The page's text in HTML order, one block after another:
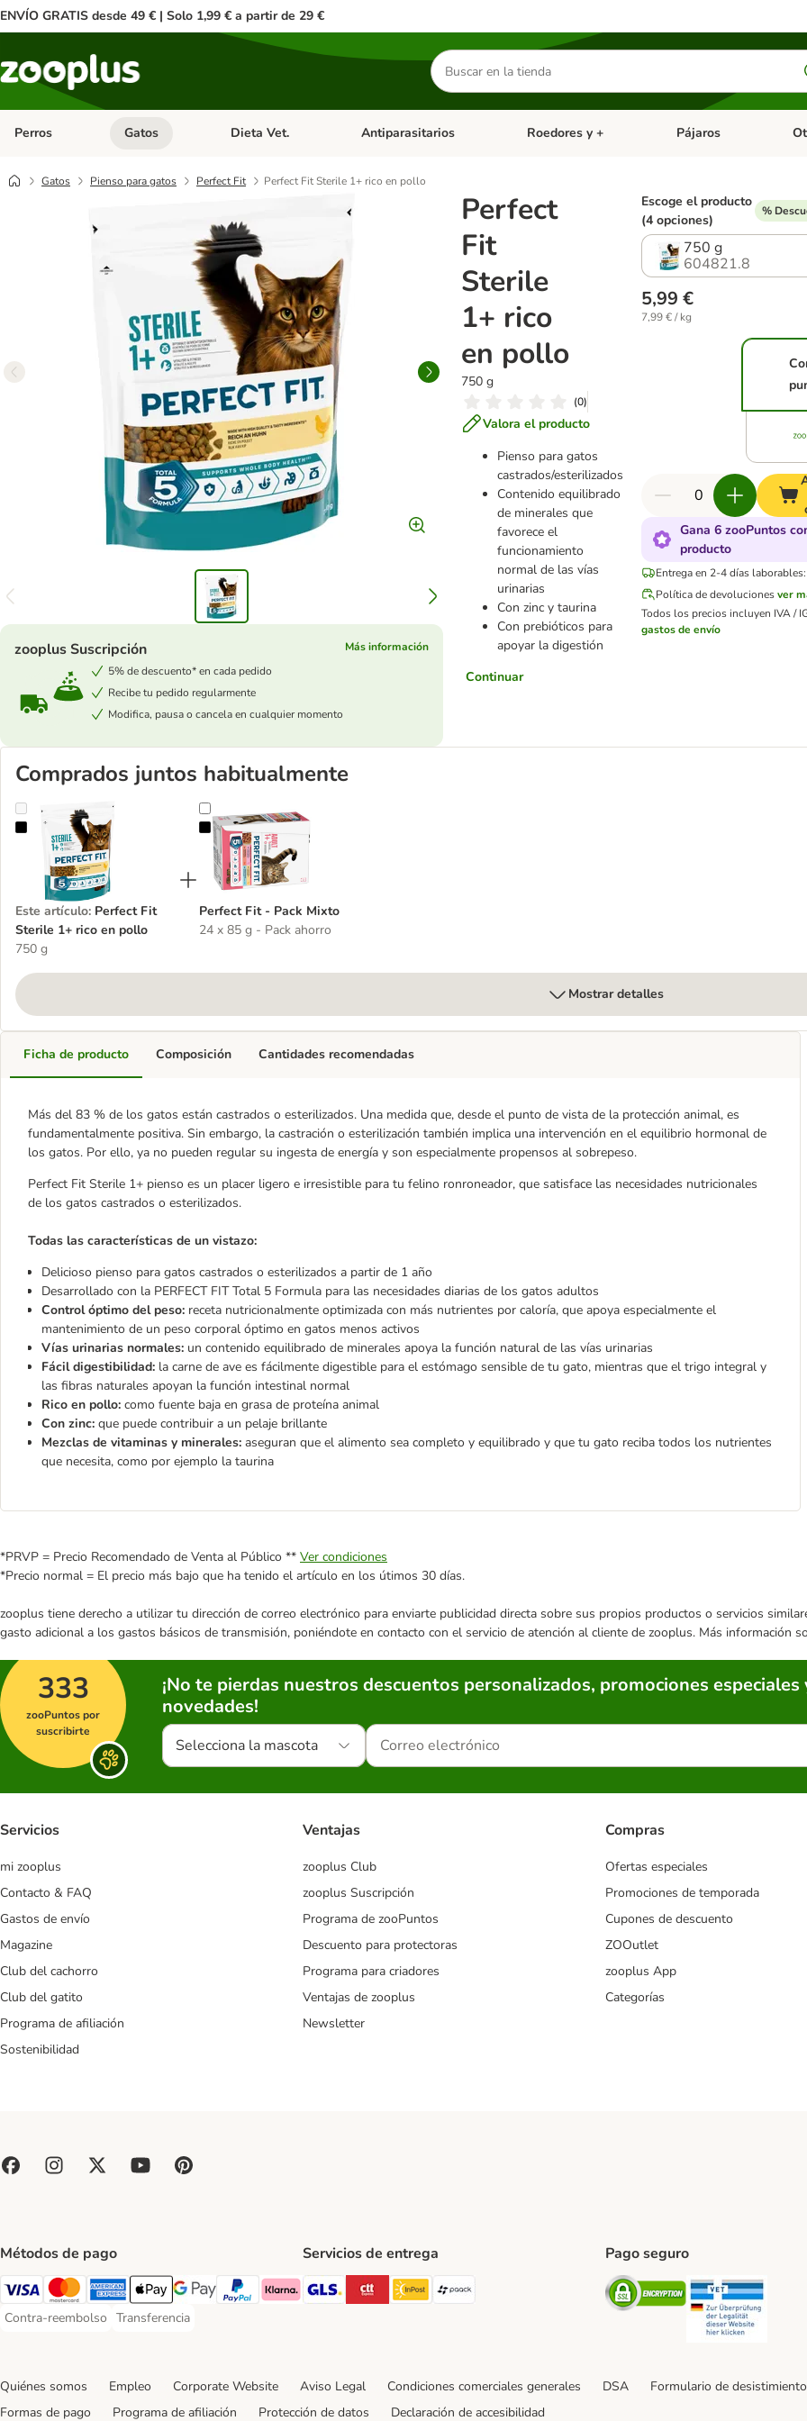
ENVÍO GRATIS desde 49 € | Solo 1,99 € a partir de 29 €
Buscar
productos
Perros Menú de categoria abierto: Perros
Gatos Menú de categoria abierto: Gatos
Dieta Vet. Menú de categoria abierto: Dieta Vet.
Antiparasitarios Menú de categoria abierto: Antiparasitarios
Roedores y + Menú de categoria
Pájaros
Gatos Pienso para gatos Perfect Fit Perfect Fit Sterile 1+ rico en pollo
Perfect
Fit
Sterile
1+ rico
en pollo
750 g
(0)
Valora el producto
Pienso para gatos
castrados/esterilizados
Contenido equilibrado
de minerales que
favorece el
funcionamiento
normal de las vías
urinarias
Con zinc y taurina
Con prebióticos para
apoyar la digestión
Continuar
zooplus Suscripción
Más información
5% de descuento* en cada pedido
Recibe tu pedido regularmente
Modifica, pausa o cancela en cualquier momento
Escoge el producto
(4 opciones)
%
750 g
604821.8
5,99 €
7,99 € / kg
Gana 6 zooPuntos
producto
Entrega en 2-4 días laborables:
Política de devoluciones ver
Todos los precios incluyen IVA /
gastos de envío
Comprados juntos habitualmente
Perfect Fit Sterile 1+ rico en pollo
Este artículo: Perfect Fit
Sterile 1+ rico en pollo
750 g
Perfect Fit - Pack Mixto
Perfect Fit - Pack Mixto
24 x 85 g - Pack ahorro
Mostrar detalles
Ficha de producto
Más del 83 % de los gatos están castrados o esterilizados. Una medida que, desde el punto de vista de la protección animal, es
fundamentalmente positiva. Sin embargo, la castración o esterilización también implica una intervención en el equilibrio hormonal de
los gatos. Por ello, ya no pueden regular su ingesta de energía y son especialmente propensos al sobrepeso.
Perfect Fit Sterile 1+ pienso es un placer ligero e irresistible para tu felino ronroneador, que satisface las necesidades nutricionales
de los gatos castrados o esterilizados.
Todas las características de un vistazo:
Delicioso pienso para gatos castrados o esterilizados a partir de 1 año
Desarrollado con la PERFECT FIT Total 5 Formula para las necesidades diarias de los gatos adultos
Control óptimo del peso: receta nutricionalmente optimizada con más nutrientes por caloría, que apoya especialmente el
mantenimiento de un peso corporal óptimo en gatos menos activos
Vías urinarias normales: un contenido equilibrado de minerales apoya la función natural de las vías urinarias
Fácil digestibilidad: la carne de ave es fácilmente digestible para el estómago sensible de tu gato, mientras que el trigo integral y
las fibras naturales apoyan la función intestinal normal
Rico en pollo: como fuente baja en grasa de proteína animal
Con zinc: que puede contribuir a un pelaje brillante
Mezclas de vitaminas y minerales: aseguran que el alimento sea completo y equilibrado y que tu gato reciba todos los nutrientes
que necesita, como por ejemplo la taurina
Composición Cantidades recomendadas
*PRVP = Precio Recomendado de Venta al Público ** Ver condiciones
*Precio normal = El precio más bajo que ha tenido el artículo en los útimos 30 días.
zooplus tiene derecho a utilizar tu dirección de correo electrónico para enviarte publicidad directa sobre sus propios productos o servicios
gasto adicional a los gastos básicos de transmisión, poniéndote en contacto con el servicio de atención al cliente de zooplus. Más información
333
zooPuntos por
suscribirte
¡No te pierdas nuestros descuentos personalizados, promociones especiales
novedades!
Selecciona la mascota
Servicios
mi zooplus
Contacto & FAQ
Gastos de envío
Magazine
Club del cachorro
Club del gatito
Programa de afiliación
Sostenibilidad
Ventajas
zooplus Club
zooplus Suscripción
Programa de zooPuntos
Descuento para protectoras
Programa para criadores
Ventajas de zooplus
Newsletter
Compras
Ofertas especiales
Promociones de temporada
Cupones de descuento
ZOOutlet
zooplus App
Categorías
Métodos de pago
Visa Payment Method
Mastercard Payment Method
American Express Payment Method
Apple Pay Payment Method
Google Pay Payment Method
PayPal Payment Method
Klarna Payment Method
Contra-reembolso
Contra-reembolso Payment Method
Transferencia
Transferencia Payment Method
Servicios de entrega
GLS Shipping Method
CTTExpress Shipping Method
InPost Shipping Method
paack Shipping Method
Pago seguro
Security
Quiénes somos Empleo Corporate Website Aviso Legal Condiciones comerciales generales DSA Formulario de desistimiento
Formas de pago
Programa de afiliación Protección de datos Declaración de accesibilidad